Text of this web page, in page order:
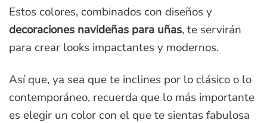
Estos colores, combinados con diseños y
decoraciones navideñas para uñas, te servirán
para crear looks impactantes y modernos.
Así que, ya sea que te inclines por lo clásico o lo
contemporáneo, recuerda que lo más importante
es elegir un color con el que te sientas fabulosa